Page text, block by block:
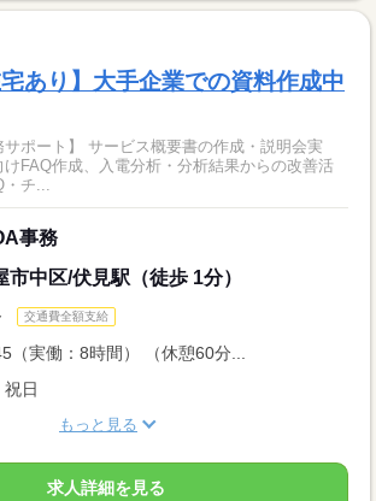
宅あり】大手企業での資料作成中
サポート】 サービス概要書の作成・説明会実
FAQ作成、入電分析・分析結果からの改善活
チ...
事務
市中区/伏見駅（徒歩 1分）
交通費全額支給
（実働：8時間） （休憩60分...
日
もっと見る
求人詳細を見る